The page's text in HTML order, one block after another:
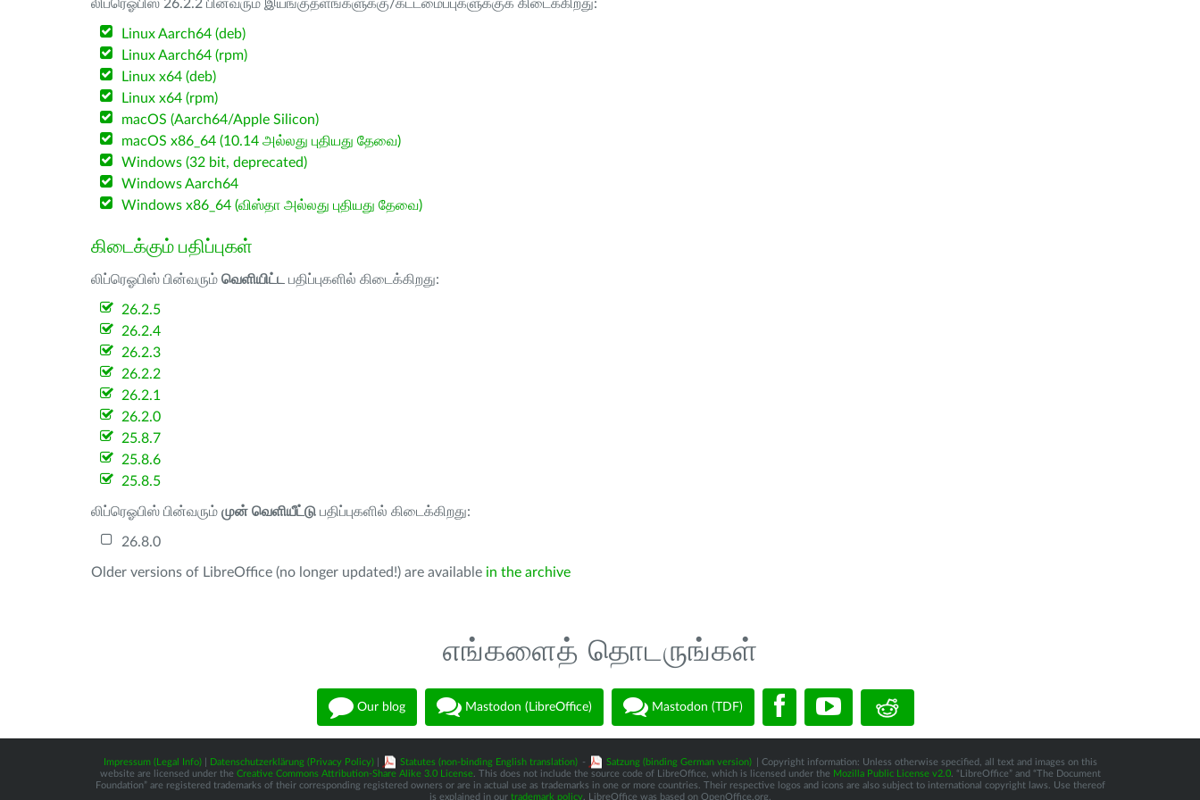
லிப்ரெஓபிஸ் 26.2.2 பின்வரும் இயங்குதளங்களுக்கு/கட்டமைப்புகளுக்குக் கிடைக்கிறது:
Linux Aarch64 (deb)
Linux Aarch64 (rpm)
Linux x64 (deb)
Linux x64 (rpm)
macOS (Aarch64/Apple Silicon)
macOS x86_64 (10.14 அல்லது புதியது தேவை)
Windows (32 bit, deprecated)
Windows Aarch64
Windows x86_64 (விஸ்தா அல்லது புதியது தேவை)
கிடைக்கும் பதிப்புகள்
லிப்ரெஓபிஸ் பின்வரும் வெளியிட்ட பதிப்புகளில் கிடைக்கிறது:
26.2.5
26.2.4
26.2.3
26.2.2
26.2.1
26.2.0
25.8.7
25.8.6
25.8.5
லிப்ரெஓபிஸ் பின்வரும் முன் வெளியீட்டு பதிப்புகளில் கிடைக்கிறது:
26.8.0
Older versions of LibreOffice (no longer updated!) are available in the archive
எங்களைத் தொடருங்கள்
Our blog Mastodon (LibreOffice) Mastodon (TDF)
Impressum (Legal Info)| Datenschutzerklärung (Privacy Policy)| Statutes (non-binding English translation) - Satzung (binding German version)
| Copyright information: Unless otherwise specified, all text and images on this
website are licensed under the Creative Commons Attribution-Share Alike 3.0 License. This does not include the source code of LibreOffice, which is licensed under the Mozilla Public License v2.0. “LibreOffice” and “The Document
Foundation” are registered trademarks of their corresponding registered owners or are in actual use as trademarks in one or more countries. Their respective logos and icons are also subject to international copyright laws. Use thereof
is explained in our trademark policy. LibreOffice was based on OpenOffice.org.